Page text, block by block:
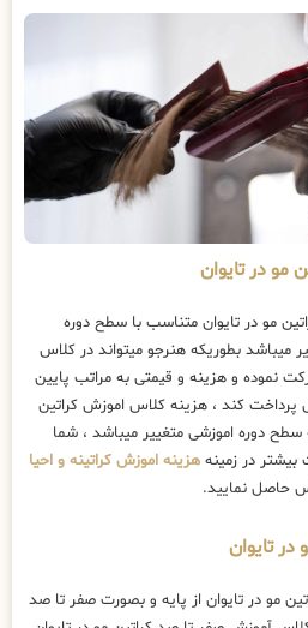
مو در تایوان
مو در تایوان متناسب با سطح دوره
میباشد بطوریکه هنرجو میتواند در کلاس
نموده و هزینه و قیمتی به مراتب پایین
کند ، هزینه کلاس اموزش کراتین
سطح دوره اموزشی متغییر میباشد ، شما
بیشتر در زمینه هزینه اموزش کراتینه و احیا
حاصل نمایید.
تایوان
مو در تایوان از پایه و بصورت صفر تا صد